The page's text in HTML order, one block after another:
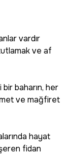
vardır
ve af
baharın, her
ve mağfiret
hayat
fidan